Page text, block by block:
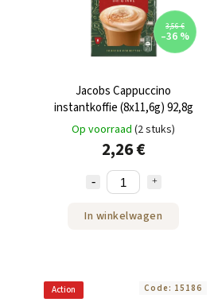
3,56 €
–36 %
Jacobs Cappuccino
instantkoffie (8x11,6g) 92,8g
Op voorraad (2 stuks)
2,26 €
In winkelwagen
Action Code: 15186